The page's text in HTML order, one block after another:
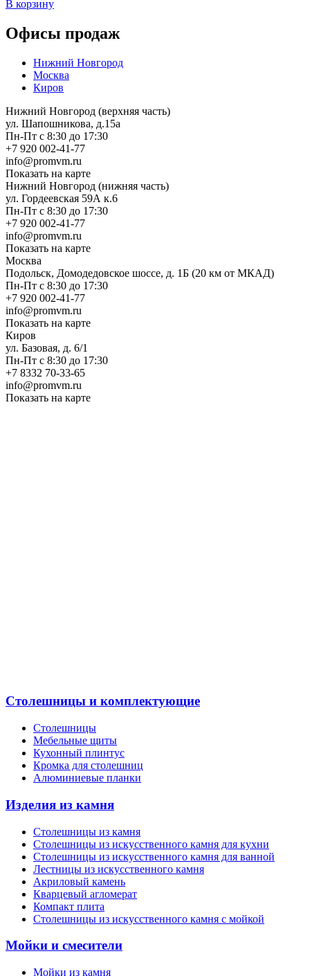
В корзину
Офисы продаж
Нижний Новгород
Москва
Киров
Нижний Новгород (верхняя часть)
ул. Шапошникова, д.15а
Пн-Пт с 8:30 до 17:30
+7 920 002-41-77
info@promvm.ru
Показать на карте
Нижний Новгород (нижняя часть)
ул. Гордеевская 59А к.6
Пн-Пт с 8:30 до 17:30
+7 920 002-41-77
info@promvm.ru
Показать на карте
Москва
Подольск, Домодедовское шоссе, д. 1Б (20 км от МКАД)
Пн-Пт с 8:30 до 17:30
+7 920 002-41-77
info@promvm.ru
Показать на карте
Киров
ул. Базовая, д. 6/1
Пн-Пт с 8:30 до 17:30
+7 8332 70-33-65
info@promvm.ru
Показать на карте
Столешницы и комплектующие
Столешницы
Мебельные щиты
Кухонный плинтус
Кромка для столешниц
Алюминиевые планки
Изделия из камня
Столешницы из камня
Cтолешницы из искусственного камня для кухни
Cтолешницы из искусственного камня для ванной
Лестницы из искусственного камня
Акриловый камень
Кварцевый агломерат
Компакт плита
Столешницы из искусственного камня с мойкой
Мойки и смесители
Мойки из камня